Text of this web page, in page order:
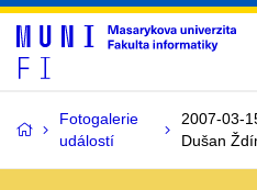
Fotogalerie
událostí
2007-03-
Dušan